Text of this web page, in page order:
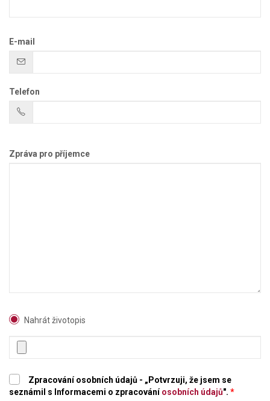
E-mail
Telefon
Zpráva pro příjemce
Nahrát životopis
Zpracování osobních údajů - „Potvrzuji, že jsem se
seznámil s Informacemi o zpracováníosobních údajů". *